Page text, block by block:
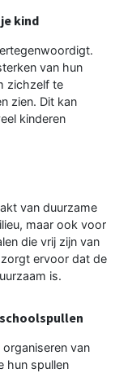
kind
van hun
zichzelf te
zien. Dit kan
kinderen
van duurzame
maar ook voor
die vrij zijn van
ervoor dat de
is.
van
hun spullen